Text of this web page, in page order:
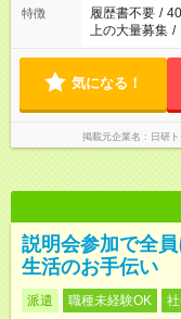
場合は応募で
特徴 履歴書不要 /
上の大量募集 /
気になる！
掲載元企業名 日研
説明会参加で全員
生活のお手伝い
派遣 職種未経験OK